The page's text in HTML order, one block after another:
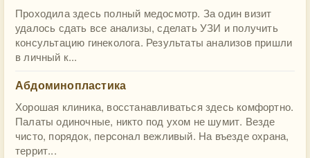
Проходила здесь полный медосмотр. За один визит
удалось сдать все анализы, сделать УЗИ и получить
консультацию гинеколога. Результаты анализов пришли
в личный к...
Абдоминопластика
Хорошая клиника, восстанавливаться здесь комфортно.
Палаты одиночные, никто под ухом не шумит. Везде
чисто, порядок, персонал вежливый. На въезде охрана,
террит...